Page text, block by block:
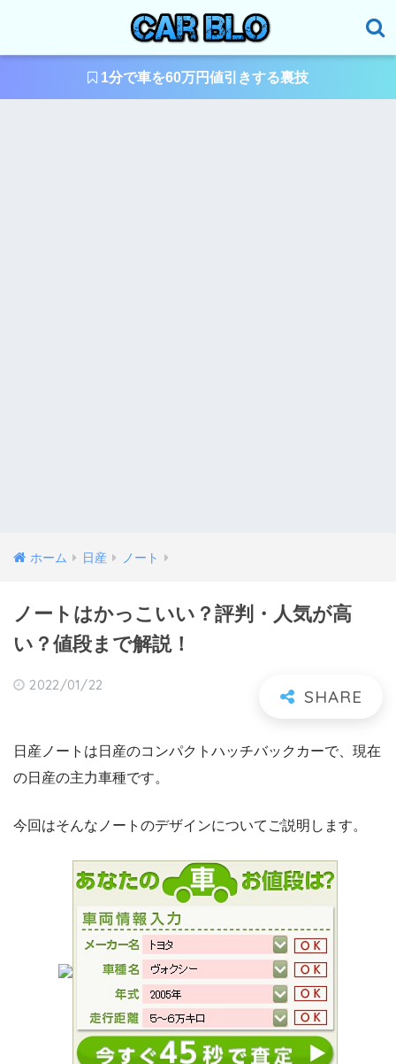
1分で車を60万円値引きする裏技
ホーム 日産 ノート
ノートはかっこいい？評判・人気が高
い？値段まで解説！
2022/01/22
日産ノートは日産のコンパクトハッチバックカーで、現在
の日産の主力車種です。
今回はそんなノートのデザインについてご説明します。